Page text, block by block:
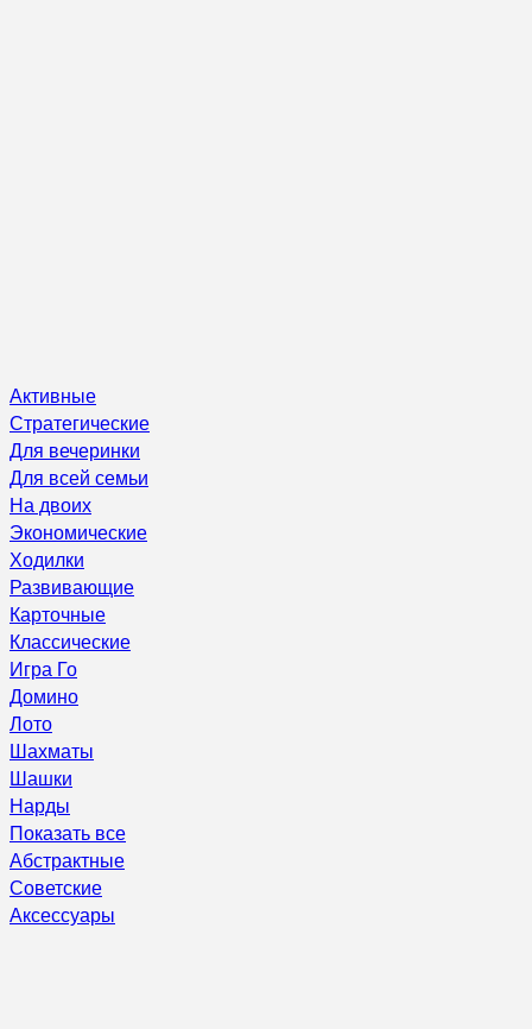
Активные
Стратегические
Для вечеринки
Для всей семьи
На двоих
Экономические
Ходилки
Развивающие
Карточные
Классические
Игра Го
Домино
Лото
Шахматы
Шашки
Нарды
Показать все
Абстрактные
Советские
Аксессуары